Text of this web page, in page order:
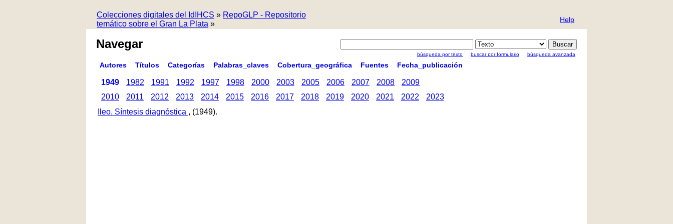
Colecciones digitales del IdIHCS » RepoGLP - Repositorio
temático sobre el Gran La Plata » Help
Navegar
búsqueda por texto buscar por formulario búsqueda avanzada
Autores Títulos Categorías Palabras_claves Cobertura_geográfica Fuentes Fecha_publicación
1949 1982 1991 1992 1997 1998 2000 2003 2005 2006 2007 2008
2009
2010
2011 2012 2013 2014 2015 2016 2017 2018 2019 2020 2021 2022
2023
Ileo. Síntesis diagnóstica , (1949).